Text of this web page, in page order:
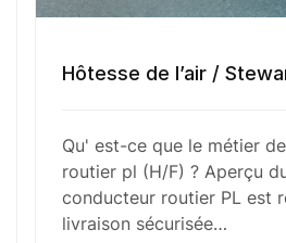
Déposez votre
Hôtesse de l’air /
Qu' est-ce que le métier
routier pl (H/F) ? Aperçu
conducteur routier PL est
livraison sécurisée…